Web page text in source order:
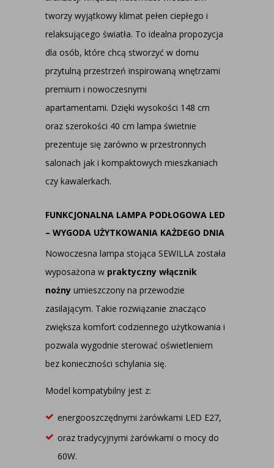
tworzy wyjątkowy klimat pełen ciepłego i
relaksującego światła. To idealna propozycja
dla osób, które chcą stworzyć w domu
przytulną przestrzeń inspirowaną wnętrzami
premium i nowoczesnymi
apartamentami. Dzięki wysokości 148 cm
oraz szerokości 40 cm lampa świetnie
prezentuje się zarówno w przestronnych
salonach jak i kompaktowych mieszkaniach
czy kawalerkach.
FUNKCJONALNA LAMPA PODŁOGOWA LED
– WYGODA UŻYTKOWANIA KAŻDEGO DNIA
Nowoczesna lampa stojąca SEWILLA została
wyposażona w praktyczny włącznik
nożny umieszczony na przewodzie
zasilającym. Takie rozwiązanie znacząco
zwiększa komfort codziennego użytkowania i
pozwala wygodnie sterować oświetleniem
bez konieczności schylania się.
Model kompatybilny jest z:
energooszczędnymi żarówkami LED E27,
oraz tradycyjnymi żarówkami o mocy do
60W.